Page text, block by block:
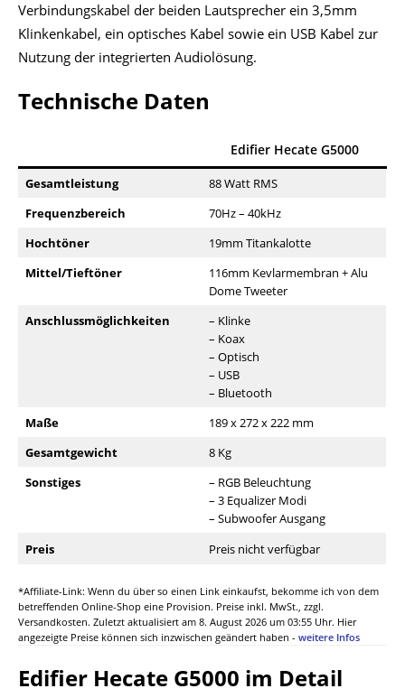
Verbindungskabel der beiden Lautsprecher ein 3,5mm
Klinkenkabel, ein optisches Kabel sowie ein USB Kabel zur
Nutzung der integrierten Audiolösung.
Technische Daten
Edifier Hecate G5000
Gesamtleistung
88 Watt RMS
Frequenzbereich
70Hz – 40kHz
Hochtöner
19mm Titankalotte
Mittel/Tieftöner
116mm Kevlarmembran + Alu
Dome Tweeter
Anschlussmöglichkeiten
– Klinke
– Koax
– Optisch
– USB
– Bluetooth
Maße
189 x 272 x 222 mm
Gesamtgewicht
8 Kg
Sonstiges
– RGB Beleuchtung
– 3 Equalizer Modi
– Subwoofer Ausgang
Preis
Preis nicht verfügbar
*Affiliate-Link: Wenn du über so einen Link einkaufst, bekomme ich von dem
betreffenden Online-Shop eine Provision. Preise inkl. MwSt., zzgl.
Versandkosten. Zuletzt aktualisiert am 8. August 2026 um 03:55 Uhr. Hier
angezeigte Preise können sich inzwischen geändert haben - weitere Infos
Edifier Hecate G5000 im Detail